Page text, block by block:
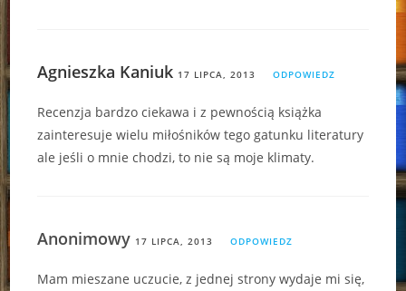
Agnieszka Kaniuk 17 LIPCA, 2013 ODPOWIEDZ
Recenzja bardzo ciekawa i z pewnością książka
zainteresuje wielu miłośników tego gatunku literatury
ale jeśli o mnie chodzi, to nie są moje klimaty.
Anonimowy 17 LIPCA, 2013 ODPOWIEDZ
Mam mieszane uczucie, z jednej strony wydaje mi się,